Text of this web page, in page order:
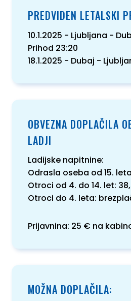
PREDVIDEN LETALSKI
10.1.2025 - Ljubljana -
Prihod 23:20
18.1.2025 - Dubaj -
OBVEZNA DOPLAČILA
LADJI
Ladijske napitnine:
Odrasla oseba od 15.
Otroci od 4. do 14. let:
Otroci do 4. leta:
Prijavnina: 25 € na
MOŽNA DOPLAČILA: